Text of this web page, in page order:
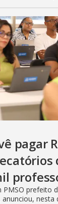
pagar
prefeito
nesta